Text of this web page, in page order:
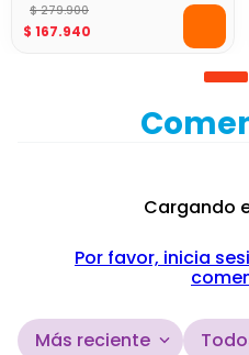
App Max Mission Toy
Logic
$ 279.900
$ 167.940
Cargando
Por favor, inicia
Más reciente